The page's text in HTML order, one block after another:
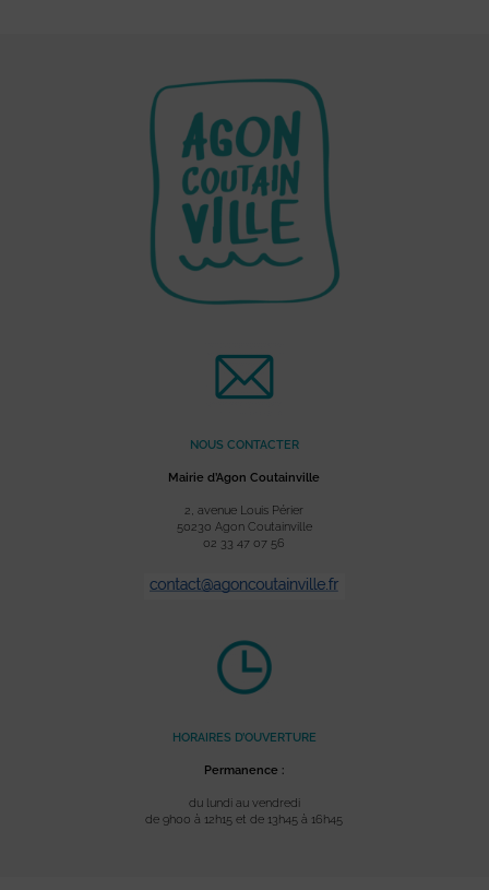
NOUS CONTACTER
Mairie d’Agon Coutainville
2, avenue Louis Périer
50230 Agon Coutainville
02 33 47 07 56
HORAIRES D’OUVERTURE
Permanence :
du lundi au vendredi
de 9h00 à 12h15 et de 13h45 à 16h45